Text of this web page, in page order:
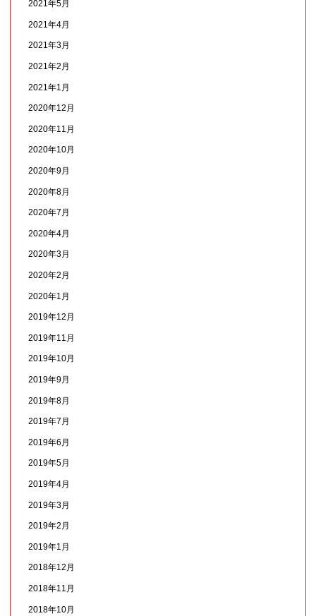
2021年5月
2021年4月
2021年3月
2021年2月
2021年1月
2020年12月
2020年11月
2020年10月
2020年9月
2020年8月
2020年7月
2020年4月
2020年3月
2020年2月
2020年1月
2019年12月
2019年11月
2019年10月
2019年9月
2019年8月
2019年7月
2019年6月
2019年5月
2019年4月
2019年3月
2019年2月
2019年1月
2018年12月
2018年11月
2018年10月